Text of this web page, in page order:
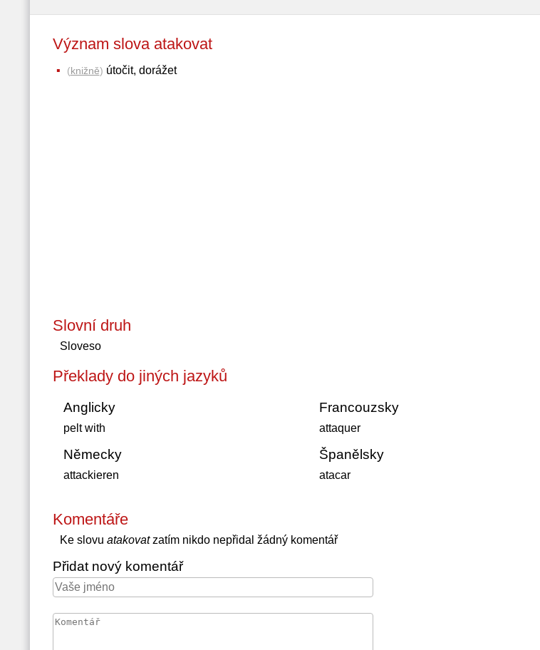
Význam slova atakovat
(knižně) útočit, dorážet
Slovní druh
Sloveso
Překlady do jiných jazyků
Anglicky
pelt with
Německy
attackieren
Francouzsky
attaquer
Španělsky
atacar
Komentáře
Ke slovu atakovatzatím nikdo nepřidal žádný komentář
Přidat nový komentář